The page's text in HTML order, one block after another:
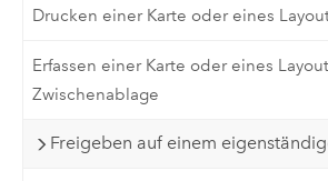
Drucken einer Karte oder eines
Erfassen einer Karte oder eines
Zwischenablage
Freigeben auf einem